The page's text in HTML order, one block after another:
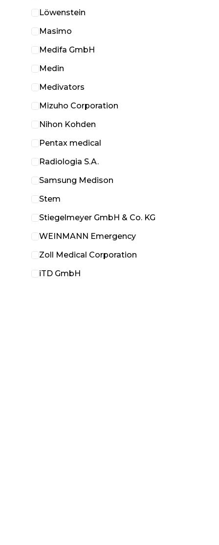
Löwenstein
Masimo
Medifa GmbH
Medin
Medivators
Mizuho Corporation
Nihon Kohden
Pentax medical
Radiologia S.A.
Samsung Medison
Stem
Stiegelmeyer GmbH & Co. KG
WEINMANN Emergency
Zoll Medical Corporation
iTD GmbH